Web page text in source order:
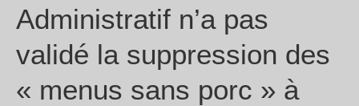
Administratif n’a pas
validé la suppression des
« menus sans porc » à